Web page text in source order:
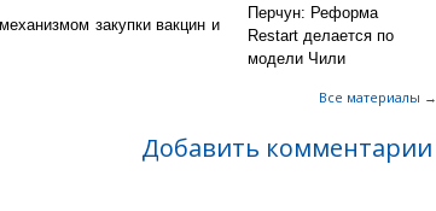
закупки вакцин и
Перчун: Реформа
Restart делается по
модели Чили
Все материалы →
Добавить комментарии